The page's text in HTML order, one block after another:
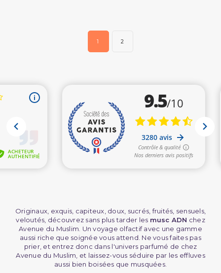
1 2
Originaux, exquis, capiteux, doux, sucrés, fruités, sensuels,
veloutés, découvrez sans plus tarder les musc ADN chez
Avenue du Muslim. Un voyage olfactif avec une gamme
aussi riche que soignée vous attend. Ne vous faites pas
prier, et entrez donc dans l'univers parfumé de chez
Avenue du Muslim, et laissez-vous séduire par les effluves
aussi bien boisées que musquées.